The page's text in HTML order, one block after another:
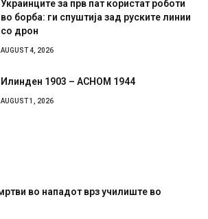
Украинците за прв пат користат роботи
во борба: ги спуштија зад руските линии
со дрон
AUGUST 4, 2026
Илинден 1903 – АСНОМ 1944
AUGUST 1, 2026
СОЗИС: Украинците повеќе им веруваат